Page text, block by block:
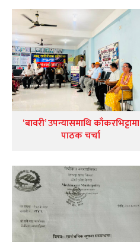
‘बावरी’ उपन्यासमाथि काँकरभिट्टामा
पाठक चर्चा